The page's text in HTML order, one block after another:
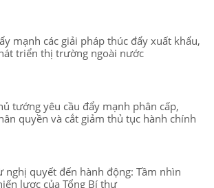
mạnh các giải pháp thúc đẩy xuất khẩu,
triển thị trường ngoài nước
tướng yêu cầu đẩy mạnh phân cấp,
quyền và cắt giảm thủ tục hành chính
nghị quyết đến hành động: Tầm nhìn
lược của Tổng Bí thư